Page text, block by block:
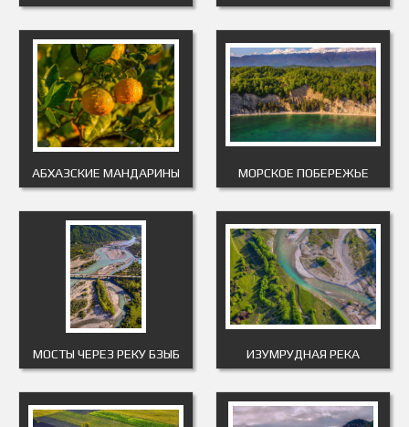
АБХАЗСКИЕ МАНДАРИНЫ МОРСКОЕ ПОБЕРЕЖЬЕ
МОСТЫ ЧЕРЕЗ РЕКУ БЗЫБ ИЗУМРУДНАЯ РЕКА